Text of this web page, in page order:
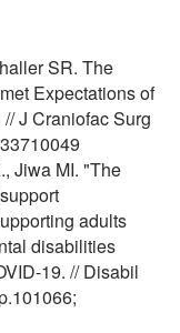
SR. The
Expectations of
J Craniofac Surg
Jiwa MI. "The
adults
disabilities
19. // Disabil